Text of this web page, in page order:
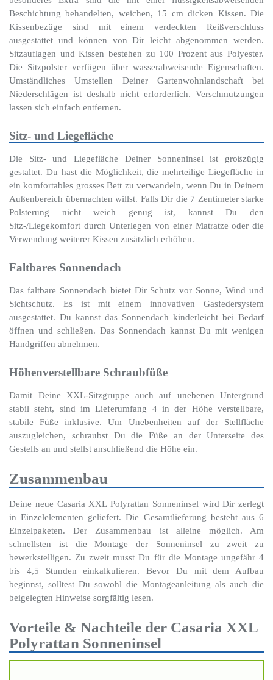
Beschichtung behandelten, weichen, 15 cm dicken Kissen. Die
Kissenbezüge sind mit einem verdeckten Reißverschluss
ausgestattet und können von Dir leicht abgenommen werden.
Sitzauflagen und Kissen bestehen zu 100 Prozent aus Polyester.
Die Sitzpolster verfügen über wasserabweisende Eigenschaften.
Umständliches Umstellen Deiner Gartenwohnlandschaft bei
Niederschlägen ist deshalb nicht erforderlich. Verschmutzungen
lassen sich einfach entfernen.
Sitz- und Liegefläche
Die Sitz- und Liegefläche Deiner Sonneninsel ist großzügig
gestaltet. Du hast die Möglichkeit, die mehrteilige Liegefläche in
ein komfortables grosses Bett zu verwandeln, wenn Du in Deinem
Außenbereich übernachten willst. Falls Dir die 7 Zentimeter starke
Polsterung nicht weich genug ist, kannst Du den
Sitz-/Liegekomfort durch Unterlegen von einer Matratze oder die
Verwendung weiterer Kissen zusätzlich erhöhen.
Faltbares Sonnendach
Das faltbare Sonnendach bietet Dir Schutz vor Sonne, Wind und
Sichtschutz. Es ist mit einem innovativen Gasfedersystem
ausgestattet. Du kannst das Sonnendach kinderleicht bei Bedarf
öffnen und schließen. Das Sonnendach kannst Du mit wenigen
Handgriffen abnehmen.
Höhenverstellbare Schraubfüße
Damit Deine XXL-Sitzgruppe auch auf unebenen Untergrund
stabil steht, sind im Lieferumfang 4 in der Höhe verstellbare,
stabile Füße inklusive. Um Unebenheiten auf der Stellfläche
auszugleichen, schraubst Du die Füße an der Unterseite des
Gestells an und stellst anschließend die Höhe ein.
Zusammenbau
Deine neue Casaria XXL Polyrattan Sonneninsel wird Dir zerlegt
in Einzelelementen geliefert. Die Gesamtlieferung besteht aus 6
Einzelpaketen. Der Zusammenbau ist alleine möglich. Am
schnellsten ist die Montage der Sonneninsel zu zweit zu
bewerkstelligen. Zu zweit musst Du für die Montage ungefähr 4
bis 4,5 Stunden einkalkulieren. Bevor Du mit dem Aufbau
beginnst, solltest Du sowohl die Montageanleitung als auch die
beigelegten Hinweise sorgfältig lesen.
Vorteile & Nachteile der Casaria XXL
Polyrattan Sonneninsel